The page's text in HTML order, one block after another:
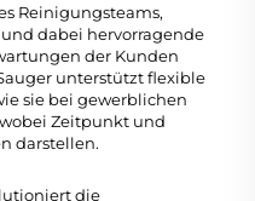
Reinigungsteams,
dabei hervorragende
der Kunden
unterstützt flexible
sie bei gewerblichen
Zeitpunkt und
darstellen.
die